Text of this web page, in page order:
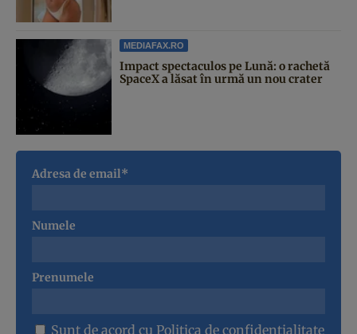
MEDIAFAX.RO
Impact spectaculos pe Lună: o rachetă
SpaceX a lăsat în urmă un nou crater
Adresa de email*
Numele
Prenumele
Sunt de acord cu Politica de confidentialitate